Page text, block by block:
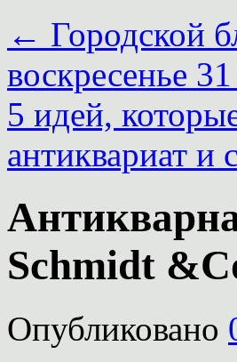
← Городской
воскресенье
5 идей,
антиквариат
Schmidt
Опубликовано